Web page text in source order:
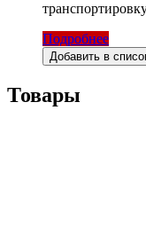
Подробнее
Добавить в
Товары